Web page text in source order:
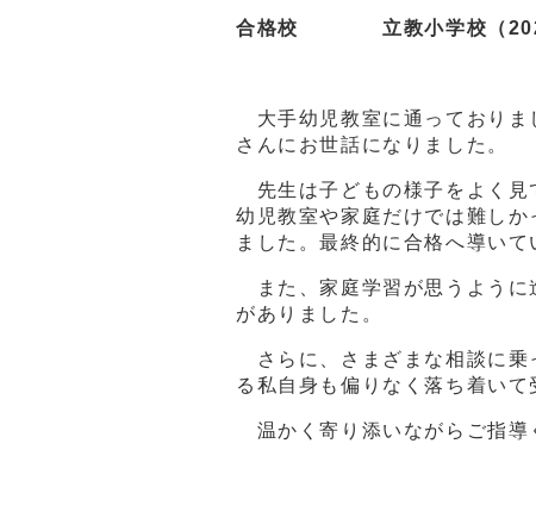
合格校 立教小学校（
大手幼児教室に通っておりま
さんにお世話になりました。
先生は子どもの様子をよく見
幼児教室や家庭だけでは難し
ました。最終的に合格へ導い
また、家庭学習が思うように
がありました。
さらに、さまざまな相談に乗
る私自身も偏りなく落ち着いて
温かく寄り添いながらご